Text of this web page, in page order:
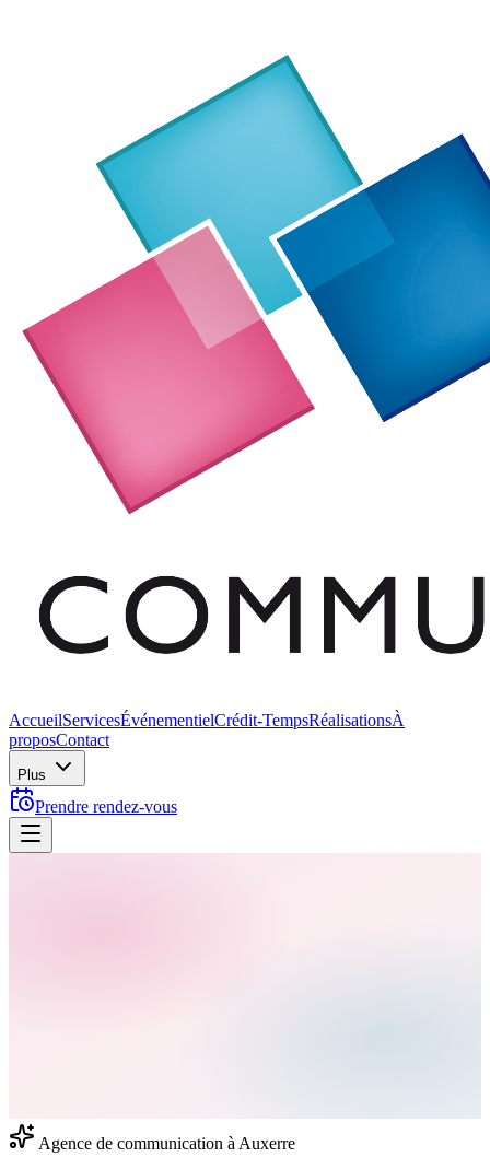
AccueilServicesÉvénementielCrédit-TempsRéalisationsÀ
proposContact
Plus
Prendre rendez-vous
Agence de communication à Auxerre